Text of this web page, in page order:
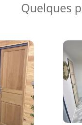
Quelques